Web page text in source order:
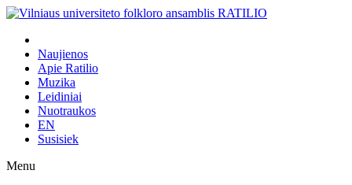
Naujienos
Apie Ratilio
Muzika
Leidiniai
Nuotraukos
EN
Susisiek
Menu